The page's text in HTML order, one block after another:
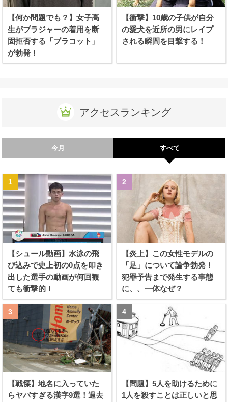
【何か問題でも？】女子高
生がブラジャーの着用を断
固拒否する「ブラコット」
が勃発！
【衝撃】10歳の子供が自分
の愛犬を近所の男にレイプ
される瞬間を目撃する！
アクセスランキング
今月 すべて
【シュール動画】水泳の飛
び込みで史上初の0点を叩き
出した選手の動画が何回観
ても衝撃的！
【炎上】この女性モデルの
「足」について論争勃発！
犯罪予告まで発生する事態
に、、一体なぜ？
【戦慄】地名に入っていた
らヤバすぎる漢字9選！過去
【問題】5人を助けるために
1人を殺すことは正しいと思